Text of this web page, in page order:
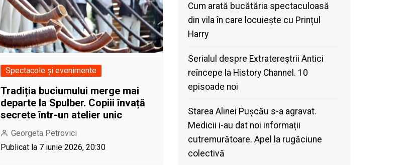
Spectacole și evenimente
Tradiția buciumului merge mai
departe la Spulber. Copiii învață
secrete într-un atelier unic
Georgeta Petrovici
Publicat la 7 iunie 2026, 20:30
Cum arată bucătăria spectaculoasă
din vila în care locuiește cu Prințul
Harry
Serialul despre Extratereștrii Antici
reîncepe la History Channel. 10
episoade noi
Starea Alinei Pușcău s-a agravat.
Medicii i-au dat noi informații
cutremurătoare. Apel la rugăciune
colectivă